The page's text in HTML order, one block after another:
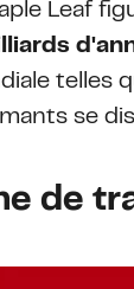
Leaf
telles
se
de